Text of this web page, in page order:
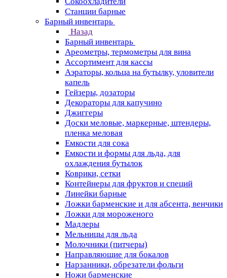
Станции барные
Барный инвентарь
Назад
Барный инвентарь
Ареометры, термометры для вина
Ассортимент для кассы
Аэраторы, кольца на бутылку, уловители
капель
Гейзеры, дозаторы
Декораторы для капучино
Джиггеры
Доски меловые, маркерные, штендеры,
пленка меловая
Емкости для сока
Емкости и формы для льда, для
охлаждения бутылок
Коврики, сетки
Контейнеры для фруктов и специй
Линейки барные
Ложки барменские и для абсента, венчики
Ложки для мороженого
Мадлеры
Мельницы для льда
Молочники (питчеры)
Направляющие для бокалов
Нарзанники, обрезатели фольги
Ножи барменские